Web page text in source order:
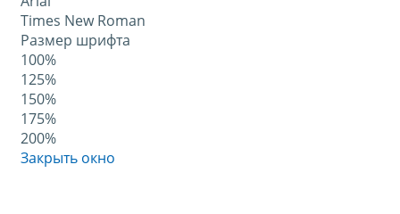
Times New Roman
Размер шрифта
100%
125%
150%
175%
200%
Закрыть окно